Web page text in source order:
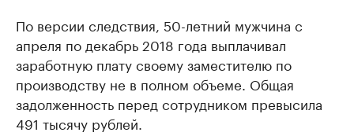
По версии следствия, 50-летний мужчина с
апреля по декабрь 2018 года выплачивал
заработную плату своему заместителю по
производству не в полном объеме. Общая
задолженность перед сотрудником превысила
491 тысячу рублей.